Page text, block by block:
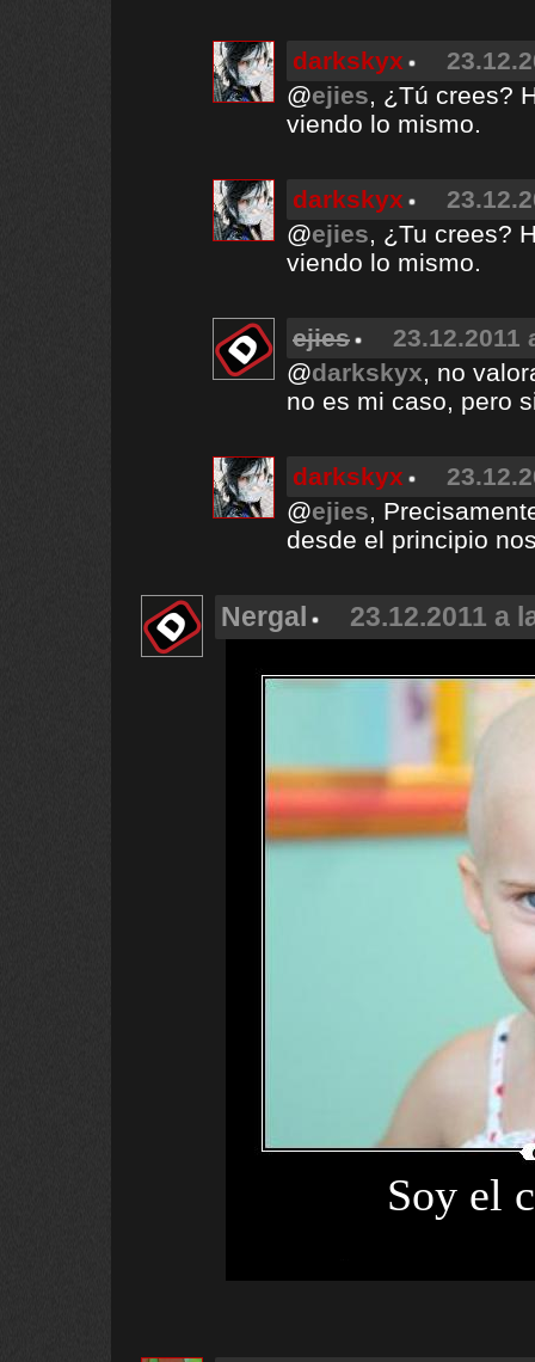
darkskyx
@ejies, ¿Tú crees?
viendo lo mismo.
darkskyx
@ejies, ¿Tu crees?
viendo lo mismo.
ejies
23.12.2011
@darkskyx, no
no es mi caso, pero
darkskyx
@ejies,
desde el principio
Nergal 23.12.2011 a
Soy el